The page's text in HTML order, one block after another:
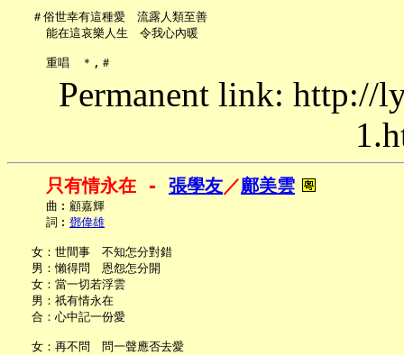
   ＃俗世幸有這種愛　流露人類至善
     能在這哀樂人生　令我心內暖
Permanent link: http://
只有情永在 - 張學友／鄺美雲
     曲︰顧嘉輝
     詞︰
鄧偉雄
   女：世間事　不知怎分對錯
   男：懶得問　恩怨怎分開
   女：當一切若浮雲
   男：祇有情永在
   合：心中記一份愛
   女：再不問　問一聲應否去愛